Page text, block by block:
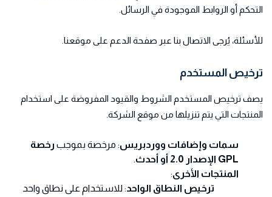
التحكم أو الروابط الموجودة في الرسائل.
للأسئلة، يُرجى الاتصال بنا عبر صفحة الدعم على موقعنا.
ترخيص المستخدم
يصف ترخيص المستخدم الشروط والقيود المفروضة على استخدام
المنتجات التي يتم تنزيلها من موقع الشركة.
سمات وإضافات ووردبريس: مرخصة بموجب رخصة
GPL الإصدار 2.0 أو أحدث
.
المنتجات الأخرى:
ترخيص النطاق الواحد: للاستخدام على نطاق واحد